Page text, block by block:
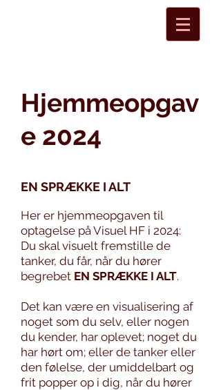
Hjemmeopgav
e 2024
EN SPRÆKKE I ALT
Her er hjemmeopgaven til
optagelse på Visuel HF i 2024:
Du skal visuelt fremstille de
tanker, du får, når du hører
begrebet EN SPRÆKKE I ALT.
Det kan være en visualisering af
noget som du selv, eller nogen
du kender, har oplevet; noget du
har hørt om; eller de tanker eller
den følelse, der umiddelbart og
frit popper op i dig, når du hører